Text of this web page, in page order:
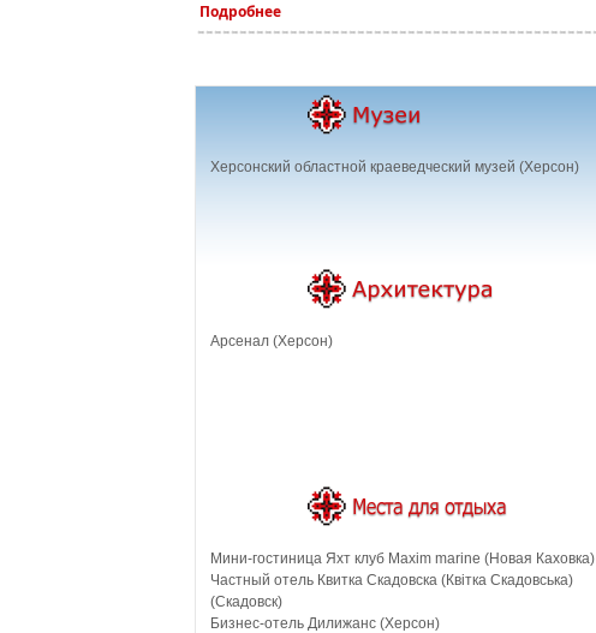
Подробнее
Херсонский областной краеведческий музей (Херсон)
Арсенал (Херсон)
Мини-гостиница Яхт клуб Maxim marine (Новая Каховка)
Частный отель Квитка Скадовска (Квiтка Скадовська)
(Скадовск)
Бизнес-отель Дилижанс (Херсон)